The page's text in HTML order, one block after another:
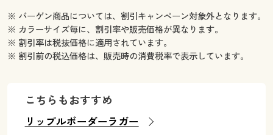
※ バーゲン商品については、割引キャンペーン対象外となります。
※ カラーサイズ毎に、割引率や販売価格が異なります。
※ 割引率は税抜価格に適用されています。
※ 割引前の税込価格は、販売時の消費税率で表示しています。
こちらもおすすめ
リップルボーダーラガー